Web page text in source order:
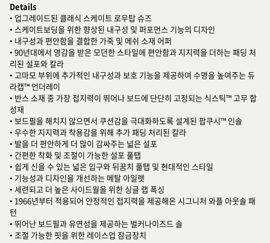
Details
• 업그레이드된 클래식 스케이트 로우탑 슈즈
• 스케이트보딩을 위한 향상된 내구성 및 퍼포먼스 기능의 디자인
• 내구성과 편안함을 결합한 가죽 및 메쉬 소재 어퍼
• 90년대에서 영감을 받은 모던한 스타일에 편안함과 지지력을 더하는 패딩 처
리된 설포와 칼라
• 고마모 부위에 추가적인 내구성과 보호 기능을 제공하여 수명을 높여주는 듀
라캡™ 언더레이
• 반스 소재 중 가장 접지력이 뛰어나 보드에 단단히 고정되는 식스틱™ 고무 합
성재
• 보드필을 해치지 않으면서 쿠션감을 극대화하도록 설계된 팝쿠시™ 인솔
• 우수한 지지력과 착용감을 위해 추가 패딩 처리된 칼라
• 발을 더 편안하게 더 많이 감싸주는 넓은 설포
• 간편한 착화 및 조절이 가능한 설포 풀탭
• 쉽게 신을 수 있는 넓은 입구와 뒤꿈치 풀탭 및 현대적인 스타일
• 기능성과 디자인을 개선하는 메탈 아일렛
• 세련되고 더 높은 사이드월을 위한 싱글 랩 폭싱
• 1966년부터 적용되어 안정적인 접지력을 제공해온 시그니처 와플 아웃솔 패
턴
• 뛰어난 보드필과 유연성을 제공하는 벌커나이즈드 솔
• 조절 가능한 핏을 위한 레이스업 잠금장치